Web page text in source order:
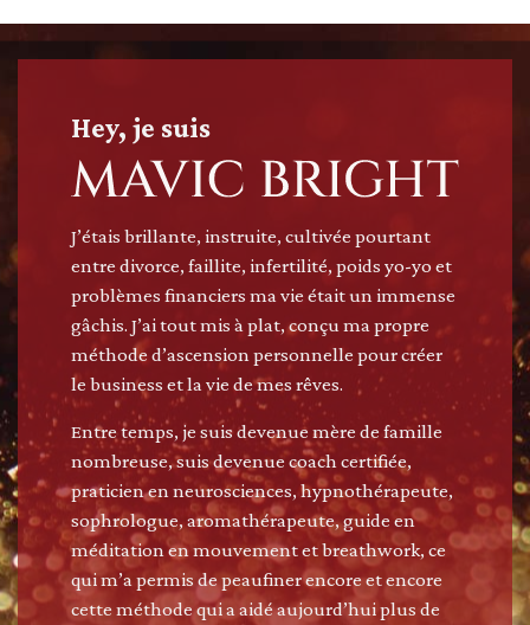
Hey, je suis
J’étais brillante, instruite, cultivée pourtant
entre divorce, faillite, infertilité, poids yo-yo et
problèmes financiers ma vie était un immense
gâchis. J’ai tout mis à plat, conçu ma propre
méthode d’ascension personnelle pour créer
le business et la vie de mes rêves.
Entre temps, je suis devenue mère de famille
nombreuse, suis devenue coach certifiée,
praticien en neurosciences, hypnothérapeute,
sophrologue, aromathérapeute, guide en
méditation en mouvement et breathwork, ce
qui m’a permis de peaufiner encore et encore
cette méthode qui a aidé aujourd’hui plus de